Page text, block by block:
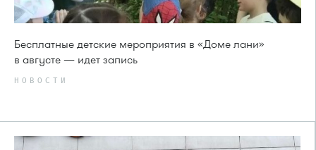
Бесплатные детские мероприятия в «Доме лани»
в августе — идет запись
НОВОСТИ